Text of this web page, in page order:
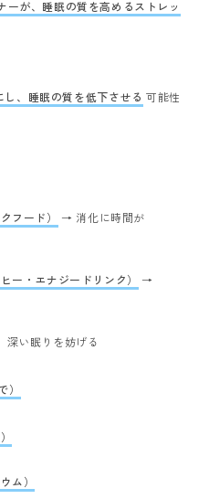
ーが、睡眠の質を高めるストレッ
し、睡眠の質を低下させる 可能性
フード）
→ 消化に時間が
ー・エナジードリンク）
→
い眠りを妨げる
ム）